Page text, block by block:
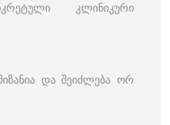
კლინიკური
და შეიძლება ორ